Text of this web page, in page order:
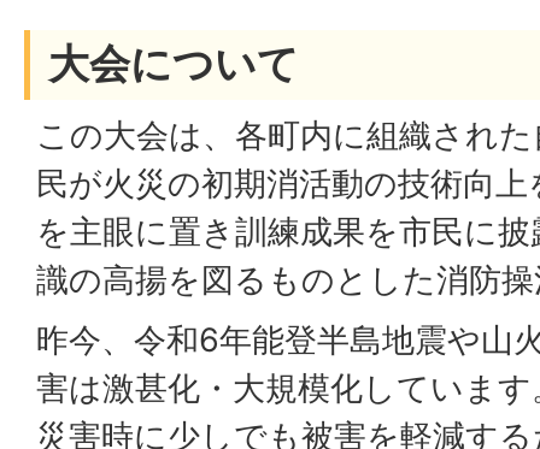
大会について
この大会は、各町内に組織され
民が火災の初期消活動の技術向
を主眼に置き訓練成果を市民に
識の高揚を図るものとした消防
昨今、令和6年能登半島地震や山
害は激甚化・大規模化していま
災害時に少しでも被害を軽減す